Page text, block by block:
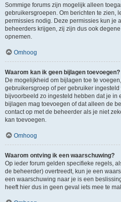
Sommige forums zijn mogelijk alleen
gebruikersgroepen. Om berichten te zien,
permissies nodig. Deze permissies kun je
beheerders krijgen, zij zijn dus ook
opnemen.
Omhoog
Waarom kan ik geen bijlagen toevoegen?
De mogelijkheid om bijlagen toe te
gebruikersgroep of per gebruiker
bijvoorbeeld zo ingesteld hebben dat je in
bijlagen mag toevoegen of dat alleen de
contact op met de beheerder als je niet
kan toevoegen.
Omhoog
Waarom ontving ik een waarschuwing?
Op ieder forum gelden specifieke regels,
de beheerder) overtreedt, kun je een
een waarschuwing naar je is een
heeft hier dus in geen geval iets mee te